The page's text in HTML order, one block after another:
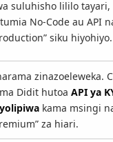
suluhisho lililo tayari,
No-Code au API
siku hiyohiyo.
zinazoeleweka.
Didit hutoa API ya
kama msingi
za hiari.